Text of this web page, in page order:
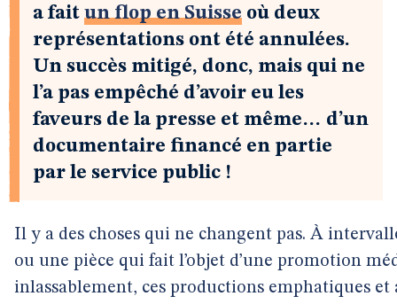
a fait un flop en Suisse où deux
représentations ont été annulées.
Un succès mitigé, donc, mais qui ne
l’a pas empêché d’avoir eu les
faveurs de la presse et même… d’un
documentaire financé en partie
par le service public !
Il y a des choses qui ne changent pas. À
ou une pièce qui fait l’objet d’une promotion
inlassablement, ces productions emphatiques